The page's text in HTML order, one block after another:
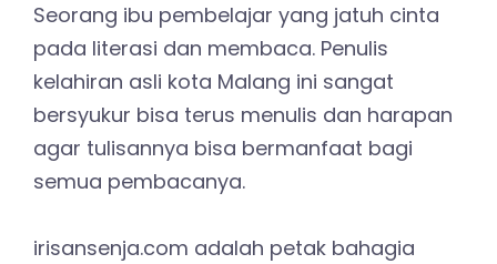
Seorang ibu pembelajar yang jatuh cinta
pada literasi dan membaca. Penulis
kelahiran asli kota Malang ini sangat
bersyukur bisa terus menulis dan harapan
agar tulisannya bisa bermanfaat bagi
semua pembacanya.
irisansenja.com adalah petak bahagia